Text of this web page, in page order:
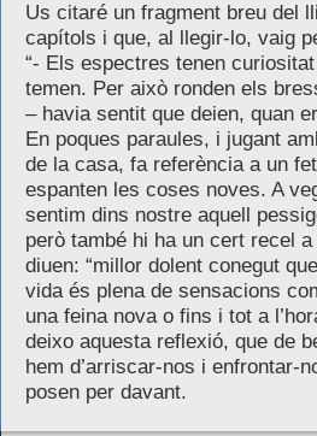
Us citaré un fragment breu del
capítols i que, al llegir-lo, vaig
“- Els espectres tenen
temen. Per això ronden els
– havia sentit que deien, quan
En poques paraules, i jugant
de la casa, fa referència a un
espanten les coses noves. A
sentim dins nostre aquell
però també hi ha un cert recel
diuen: “millor dolent conegut
vida és plena de sensacions
una feina nova o fins i tot a
deixo aquesta reflexió, que de
hem d’arriscar-nos i enfrontar-
posen per davant.